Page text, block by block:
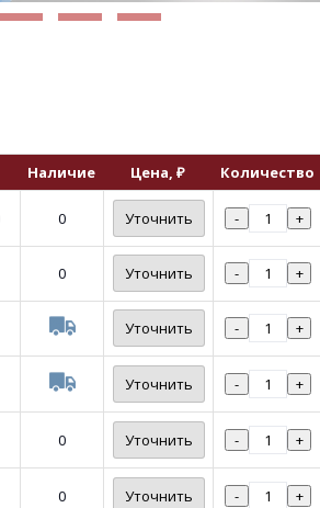
Наличие Цена, ₽ Количество
0 Уточнить - +
0 Уточнить - +
Уточнить - +
Уточнить - +
0 Уточнить - +
0 Уточнить - +